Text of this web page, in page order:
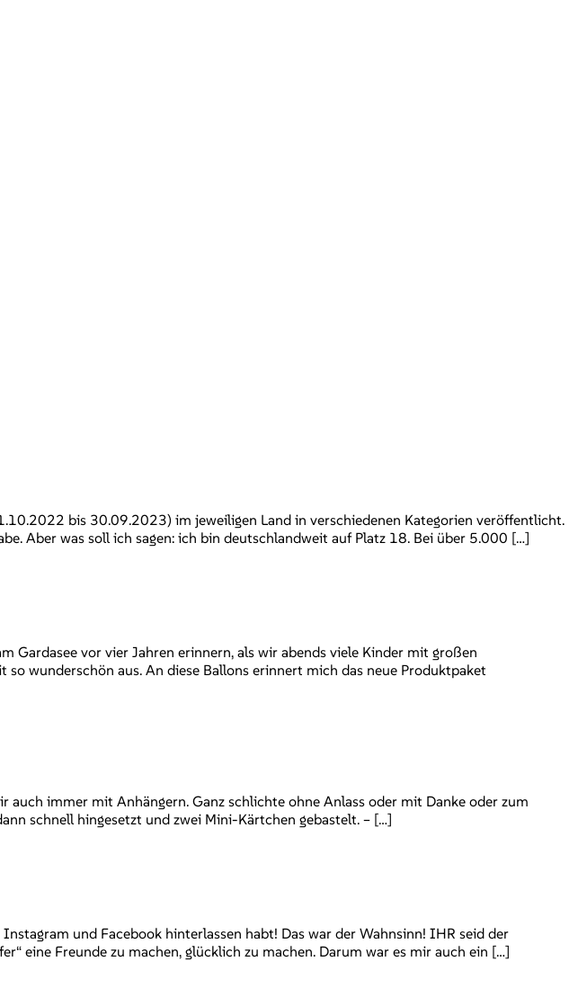
bis 30.09.2023) im jeweiligen Land in verschiedenen Kategorien veröffentlicht.
Aber was soll ich sagen: ich bin deutschlandweit auf Platz 18. Bei über 5.000 […]
Gardasee vor vier Jahren erinnern, als wir abends viele Kinder mit großen
wunderschön aus. An diese Ballons erinnert mich das neue Produktpaket
auch immer mit Anhängern. Ganz schlichte ohne Anlass oder mit Danke oder zum
schnell hingesetzt und zwei Mini-Kärtchen gebastelt. – […]
und Facebook hinterlassen habt! Das war der Wahnsinn! IHR seid der
eine Freunde zu machen, glücklich zu machen. Darum war es mir auch ein […]